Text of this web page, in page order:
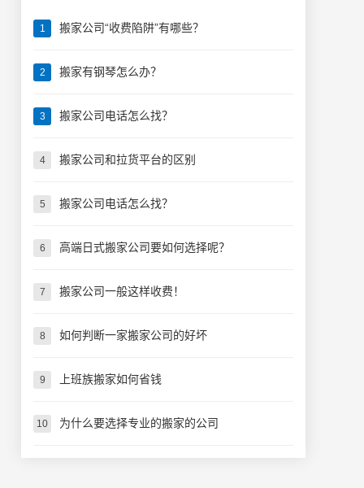
1 搬家公司“收费陷阱”有哪些？
2 搬家有钢琴怎么办？
3 搬家公司电话怎么找？
4 搬家公司和拉货平台的区别
5 搬家公司电话怎么找？
6 高端日式搬家公司要如何选择呢？
7 搬家公司一般这样收费！
8 如何判断一家搬家公司的好坏
9 上班族搬家如何省钱
10 为什么要选择专业的搬家的公司